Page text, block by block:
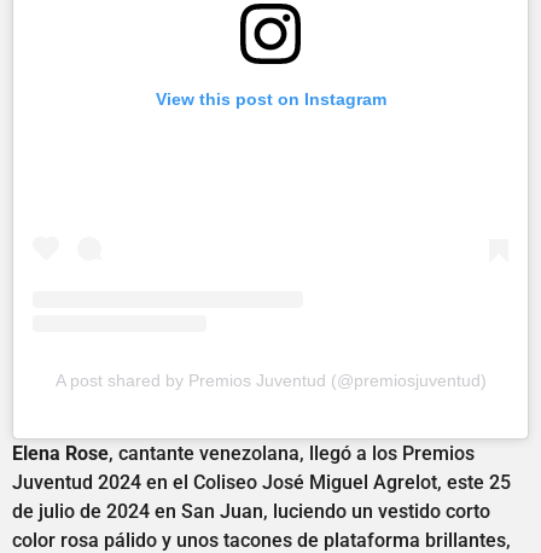
View this post on Instagram
A post shared by Premios Juventud (@premiosjuventud)
Elena Rose, cantante venezolana, llegó a los Premios
Juventud 2024 en el Coliseo José Miguel Agrelot, este 25
de julio de 2024 en San Juan, luciendo un vestido corto
color rosa pálido y unos tacones de plataforma brillantes,